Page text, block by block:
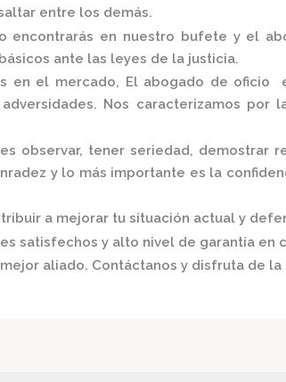
entre los demás.
encontrarás en nuestro bufete y el
ante las leyes de la justicia.
en el mercado, El abogado de oficio
Nos caracterizamos
observar, tener seriedad, demostrar
y lo más importante es la
a mejorar tu situación actual y
satisfechos y alto nivel de garantía en
aliado. Contáctanos y disfruta de